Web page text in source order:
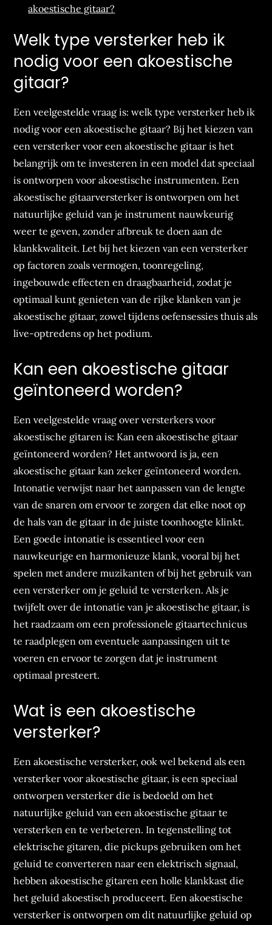
akoestische gitaar?
Welk type versterker heb ik
nodig voor een akoestische
gitaar?
Een veelgestelde vraag is: welk type versterker heb ik
nodig voor een akoestische gitaar? Bij het kiezen van
een versterker voor een akoestische gitaar is het
belangrijk om te investeren in een model dat speciaal
is ontworpen voor akoestische instrumenten. Een
akoestische gitaarversterker is ontworpen om het
natuurlijke geluid van je instrument nauwkeurig
weer te geven, zonder afbreuk te doen aan de
klankkwaliteit. Let bij het kiezen van een versterker
op factoren zoals vermogen, toonregeling,
ingebouwde effecten en draagbaarheid, zodat je
optimaal kunt genieten van de rijke klanken van je
akoestische gitaar, zowel tijdens oefensessies thuis als
live-optredens op het podium.
Kan een akoestische gitaar
geïntoneerd worden?
Een veelgestelde vraag over versterkers voor
akoestische gitaren is: Kan een akoestische gitaar
geïntoneerd worden? Het antwoord is ja, een
akoestische gitaar kan zeker geïntoneerd worden.
Intonatie verwijst naar het aanpassen van de lengte
van de snaren om ervoor te zorgen dat elke noot op
de hals van de gitaar in de juiste toonhoogte klinkt.
Een goede intonatie is essentieel voor een
nauwkeurige en harmonieuze klank, vooral bij het
spelen met andere muzikanten of bij het gebruik van
een versterker om je geluid te versterken. Als je
twijfelt over de intonatie van je akoestische gitaar, is
het raadzaam om een professionele gitaartechnicus
te raadplegen om eventuele aanpassingen uit te
voeren en ervoor te zorgen dat je instrument
optimaal presteert.
Wat is een akoestische
versterker?
Een akoestische versterker, ook wel bekend als een
versterker voor akoestische gitaar, is een speciaal
ontworpen versterker die is bedoeld om het
natuurlijke geluid van een akoestische gitaar te
versterken en te verbeteren. In tegenstelling tot
elektrische gitaren, die pickups gebruiken om het
geluid te converteren naar een elektrisch signaal,
hebben akoestische gitaren een holle klankkast die
het geluid akoestisch produceert. Een akoestische
versterker is ontworpen om dit natuurlijke geluid op